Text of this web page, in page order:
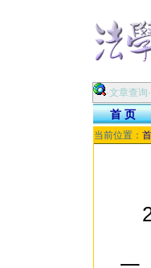
·文章查询·
首 页
当前位置：